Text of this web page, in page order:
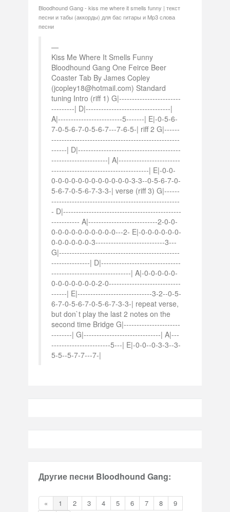
Bloodhound Gang - kiss me where it smells funny | текст
песни и табы (аккорды) для бас гитары и Mp3 слова
песни
Kiss Me Where It Smells Funny
Bloodhound Gang One Feirce Beer
Coaster Tab By James Copley
(jcopley18@hotmail.com) Standard
tuning Intro (riff 1) G|------------------------
---------| D|---------------------------------|
A|-------------------------5-------| E|-0-5-6-
7-0-5-6-7-0-5-6-7---7-6-5-| riff 2 G|------
--------------------------------------------------
------| D|----------------------------------------
----------------------| A|------------------------
--------------------------------------| E|-0-0-
0-0-0-0-0-0-0-0-0-0-0-0-3-3--0-5-6-7-0-
5-6-7-0-5-6-7-3-3-| verse (riff 3) G|------
--------------------------------------------------
- D|----------------------------------------------
----------- A|---------------------------2-0-0-
0-0-0-0-0-0-0-0-0-0---2- E|-0-0-0-0-0-0-
0-0-0-0-0-0-3---------------------------3---
G|-----------------------------------------------
---------------| D|-------------------------------
-------------------------------| A|-0-0-0-0-0-
0-0-0-0-0-0-0-2-0----------------------------
------| E|-----------------------------3-2--0-5-
6-7-0-5-6-7-0-5-6-7-3-3-| repeat verse,
but don`t play the last 2 notes on the
second time Bridge G|----------------------
--------| G|------------------------------| A|---
-----------------------5---| E|-0-0--0-3-3--3-
5-5--5-7-7---7-|
Другие песни Bloodhound Gang:
« 1 2 3 4 5 6 7 8
9